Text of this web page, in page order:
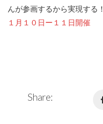
んが参画するから実現する！
１月１０日ー１１日開催
Share: